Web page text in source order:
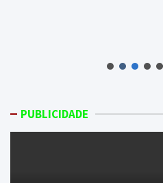
PUBLICIDADE